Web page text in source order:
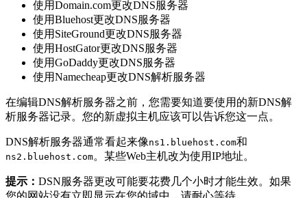
使用Domain.com更改DNS服务器
使用Bluehost更改DNS服务器
使用SiteGround更改DNS服务器
使用HostGator更改DNS服务器
使用GoDaddy更改DNS服务器
使用Namecheap更改DNS解析服务器
在编辑DNS解析服务器之前，您需要知道要使用的新DNS解
析服务器记录。您的新虚拟主机应该可以告诉您这一点。
DNS解析服务器通常看起来像ns1.bluehost.com和
ns2.bluehost.com。某些Web主机改为使用IP地址。
提示： DSN服务器更改可能要花费几个小时才能生效。如果